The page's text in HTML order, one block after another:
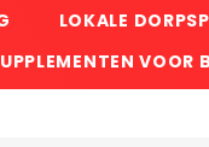
LOKALE